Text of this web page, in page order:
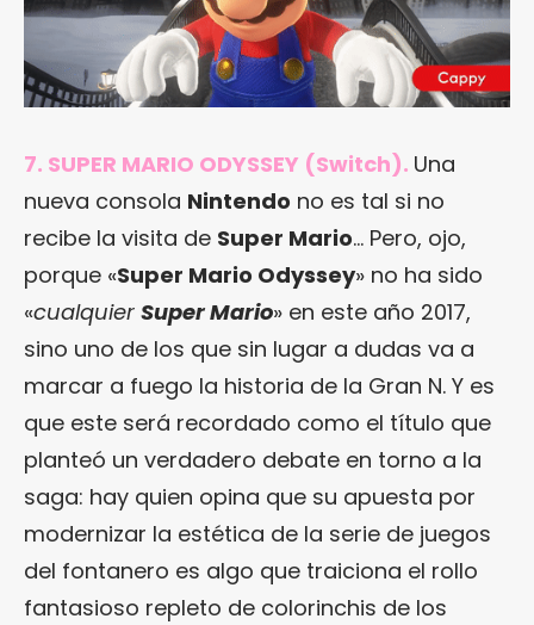
7. SUPER MARIO ODYSSEY (Switch). Una
nueva consola Nintendo no es tal si no
recibe la visita de Super Mario… Pero, ojo,
porque «Super Mario Odyssey» no ha sido
«cualquier Super Mario» en este año 2017,
sino uno de los que sin lugar a dudas va a
marcar a fuego la historia de la Gran N. Y es
que este será recordado como el título que
planteó un verdadero debate en torno a la
saga: hay quien opina que su apuesta por
modernizar la estética de la serie de juegos
del fontanero es algo que traiciona el rollo
fantasioso repleto de colorinchis de los